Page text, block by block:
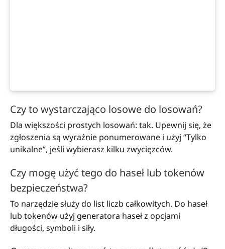
Czy to wystarczająco losowe do losowań?
Dla większości prostych losowań: tak. Upewnij się, że
zgłoszenia są wyraźnie ponumerowane i użyj “Tylko
unikalne”, jeśli wybierasz kilku zwycięzców.
Czy mogę użyć tego do haseł lub tokenów
bezpieczeństwa?
To narzędzie służy do list liczb całkowitych. Do haseł
lub tokenów użyj generatora haseł z opcjami
długości, symboli i siły.